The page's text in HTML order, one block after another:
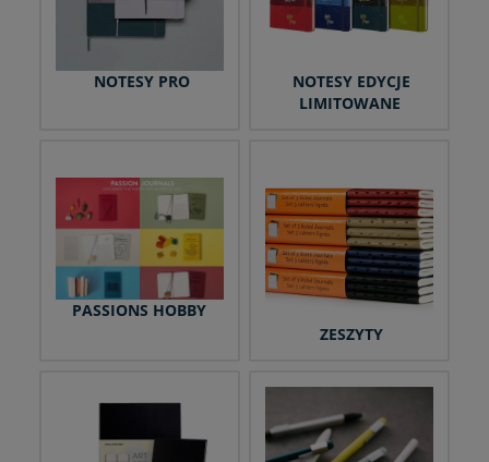
NOTESY PRO
NOTESY EDYCJE
LIMITOWANE
PASSIONS HOBBY
ZESZYTY